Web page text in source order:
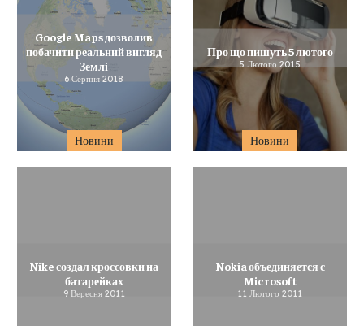
Новини
Google Maps дозволив
побачити реальний вигляд
Землі
6 Серпня 2018
Новини
Про що пишуть 5 лютого
5 Лютого 2015
Nike создал кроссовки на
батарейках
9 Вересня 2011
Nokia объединяется с
Microsoft
11 Лютого 2011